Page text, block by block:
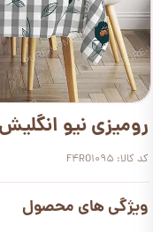
رومیزی نیو انگلیش 3
کد کالا: F4RO1095
ویژگی های محصول